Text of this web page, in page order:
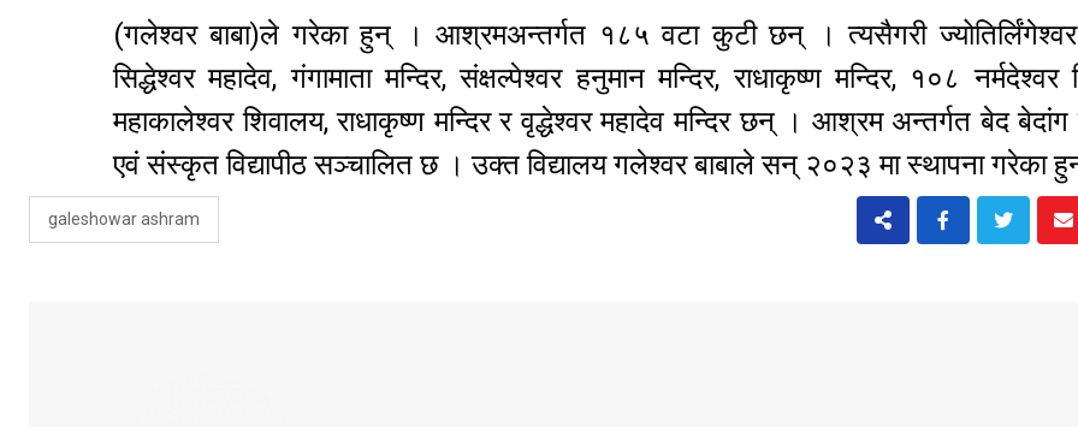
(गलेश्वर बाबा)ले गरेका हुन् । आश्रमअन्तर्गत १८५ वटा कुटी छन् । त्यसैगरी ज्योतिर्लिंगेश्वर
सिद्धेश्वर महादेव, गंगामाता मन्दिर, संक्षल्पेश्वर हनुमान मन्दिर, राधाकृष्ण मन्दिर, १०८ नर्मदेश्वर
महाकालेश्वर शिवालय, राधाकृष्ण मन्दिर र वृद्धेश्वर महादेव मन्दिर छन् । आश्रम अन्तर्गत बेद बेदांग
एवं संस्कृत विद्यापीठ सञ्चालित छ । उक्त विद्यालय गलेश्वर बाबाले सन् २०२३ मा स्थापना गरेका
galeshowar ashram